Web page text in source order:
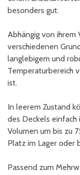
besonders gut.
Abhängig von ihrem
verschiedenen
langlebigem und
Temperaturbereich
ist.
In leerem Zustand
des Deckels einfach
Volumen um bis zu
Platz im Lager oder
Passend zum